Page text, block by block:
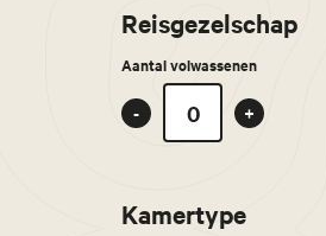
Reisgezelschap
Aantal volwassenen
- +
Kamertype